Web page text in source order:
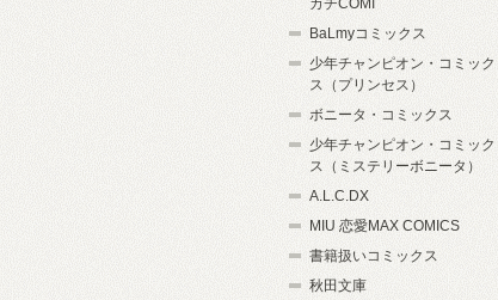
カチCOMI
BaLmyコミックス
少年チャンピオン・コミック
ス（プリンセス）
ボニータ・コミックス
少年チャンピオン・コミック
ス（ミステリーボニータ）
A.L.C.DX
MIU 恋愛MAX COMICS
書籍扱いコミックス
秋田文庫